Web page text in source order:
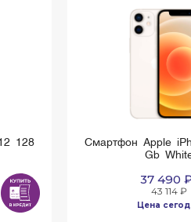
128
Смартфон Apple
Gb
37 490
43 114 ₽
Цена